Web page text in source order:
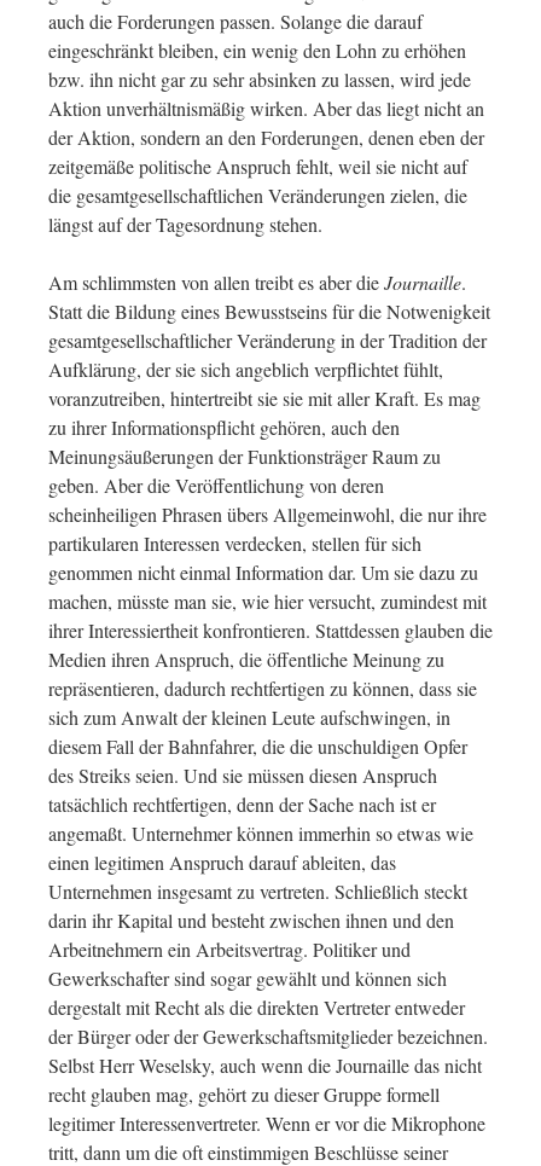
auch die Forderungen passen. Solange die darauf
eingeschränkt bleiben, ein wenig den Lohn zu erhöhen
bzw. ihn nicht gar zu sehr absinken zu lassen, wird jede
Aktion unverhältnismäßig wirken. Aber das liegt nicht an
der Aktion, sondern an den Forderungen, denen eben der
zeitgemäße politische Anspruch fehlt, weil sie nicht auf
die gesamtgesellschaftlichen Veränderungen zielen, die
längst auf der Tagesordnung stehen.
Am schlimmsten von allen treibt es aber dieJournaille.
Statt die Bildung eines Bewusstseins für die Notwenigkeit
gesamtgesellschaftlicher Veränderung in der Tradition der
Aufklärung, der sie sich angeblich verpflichtet fühlt,
voranzutreiben, hintertreibt sie sie mit aller Kraft. Es mag
zu ihrer Informationspflicht gehören, auch den
Meinungsäußerungen der Funktionsträger Raum zu
geben. Aber die Veröffentlichung von deren
scheinheiligen Phrasen übers Allgemeinwohl, die nur ihre
partikularen Interessen verdecken, stellen für sich
genommen nicht einmal Information dar. Um sie dazu zu
machen, müsste man sie, wie hier versucht, zumindest mit
ihrer Interessiertheit konfrontieren. Stattdessen glauben die
Medien ihren Anspruch, die öffentliche Meinung zu
repräsentieren, dadurch rechtfertigen zu können, dass sie
sich zum Anwalt der kleinen Leute aufschwingen, in
diesem Fall der Bahnfahrer, die die unschuldigen Opfer
des Streiks seien. Und sie müssen diesen Anspruch
tatsächlich rechtfertigen, denn der Sache nach ist er
angemaßt. Unternehmer können immerhin so etwas wie
einen legitimen Anspruch darauf ableiten, das
Unternehmen insgesamt zu vertreten. Schließlich steckt
darin ihr Kapital und besteht zwischen ihnen und den
Arbeitnehmern ein Arbeitsvertrag. Politiker und
Gewerkschafter sind sogar gewählt und können sich
dergestalt mit Recht als die direkten Vertreter entweder
der Bürger oder der Gewerkschaftsmitglieder bezeichnen.
Selbst Herr Weselsky, auch wenn die Journaille das nicht
recht glauben mag, gehört zu dieser Gruppe formell
legitimer Interessenvertreter. Wenn er vor die Mikrophone
tritt, dann um die oft einstimmigen Beschlüsse seiner